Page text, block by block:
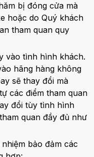
bị đóng cửa mà
hoặc do Quý khách
tham quan quy
vào tình hình khách.
hãng hàng không
sẽ thay đổi mà
các điểm tham quan
đổi tùy tình hình
quan đầy đủ như
bảo đảm các